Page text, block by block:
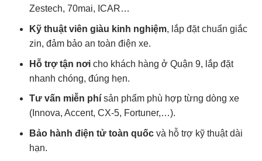
Zestech, 70mai, ICAR…
Kỹ thuật viên giàu kinh nghiệm, lắp đặt chuẩn giắc
zin, đảm bảo an toàn điện xe.
Hỗ trợ tận nơi cho khách hàng ở Quận 9, lắp đặt
nhanh chóng, đúng hẹn.
Tư vấn miễn phí sản phẩm phù hợp từng dòng xe
(Innova, Accent, CX-5, Fortuner,…).
Bảo hành điện tử toàn quốc và hỗ trợ kỹ thuật dài
hạn.